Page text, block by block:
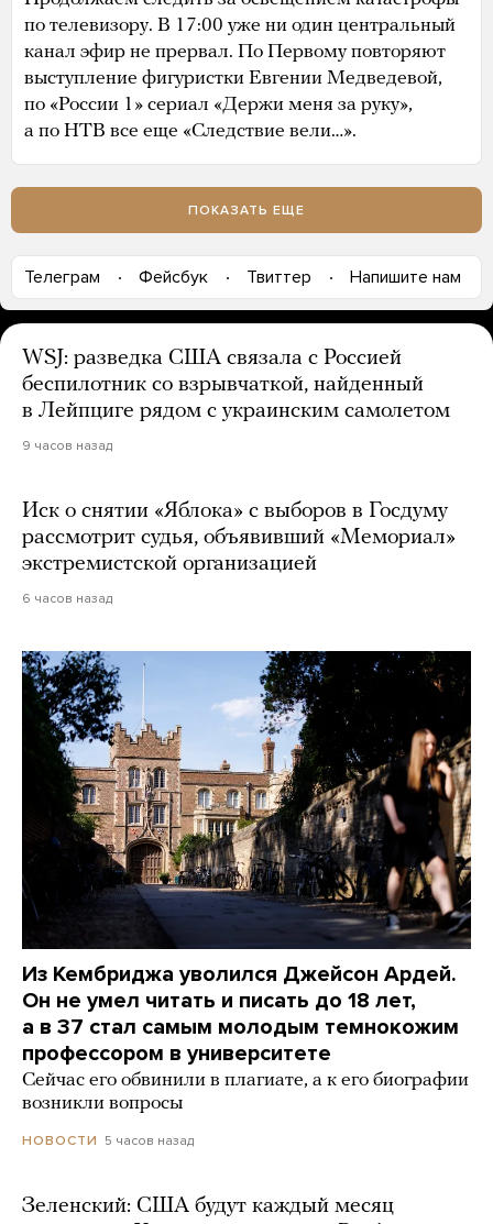
по телевизору. В 17:00 уже ни один центральный
канал эфир не прервал. По Первому повторяют
выступление фигуристки Евгении Медведевой,
по «России 1» сериал «Держи меня за руку»,
а по НТВ все еще «Следствие вели…».
ПОКАЗАТЬ ЕЩЕ
Телеграм Фейсбук Твиттер Напишите нам
WSJ: разведка США связала с Россией
беспилотник со взрывчаткой, найденный
в Лейпциге рядом с украинским самолетом
9 часов назад
Иск о снятии «Яблока» с выборов в Госдуму
рассмотрит судья, объявивший «Мемориал»
экстремистской организацией
6 часов назад
Из Кембриджа уволился Джейсон Ардей.
Он не умел читать и писать до 18 лет,
а в 37 стал самым молодым темнокожим
профессором в университете
Сейчас его обвинили в плагиате, а к его биографии
возникли вопросы
НОВОСТИ 5 часов назад
Зеленский: США будут каждый месяц